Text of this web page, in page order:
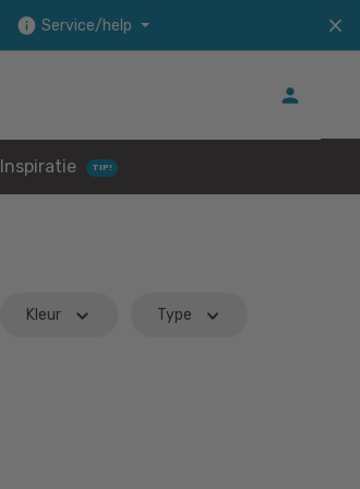
Service/help
Inspiratie TIP!
Kleur Type